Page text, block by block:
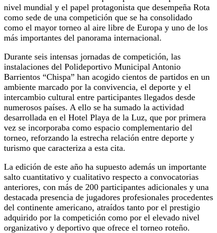
nivel mundial y el papel protagonista que desempeña Rota
como sede de una competición que se ha consolidado
como el mayor torneo al aire libre de Europa y uno de los
más importantes del panorama internacional.
Durante seis intensas jornadas de competición, las
instalaciones del Polideportivo Municipal Antonio
Barrientos “Chispa” han acogido cientos de partidos en un
ambiente marcado por la convivencia, el deporte y el
intercambio cultural entre participantes llegados desde
numerosos países. A ello se ha sumado la actividad
desarrollada en el Hotel Playa de la Luz, que por primera
vez se incorporaba como espacio complementario del
torneo, reforzando la estrecha relación entre deporte y
turismo que caracteriza a esta cita.
La edición de este año ha supuesto además un importante
salto cuantitativo y cualitativo respecto a convocatorias
anteriores, con más de 200 participantes adicionales y una
destacada presencia de jugadores profesionales procedentes
del continente americano, atraídos tanto por el prestigio
adquirido por la competición como por el elevado nivel
organizativo y deportivo que ofrece el torneo roteño.